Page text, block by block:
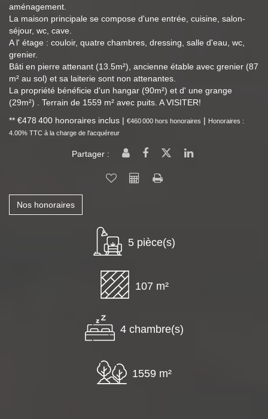
aménagement.
La maison principale se compose d'une entrée, cuisine, salon-
séjour, wc, cave.
A l' étage : couloir, quatre chambres, dressing, salle d'eau, wc,
grenier.
Bâti en pierre attenant (13.5m²), ancienne étable avec grenier (87
m² au sol) et sa laiterie sont non attenantes.
La propriété bénéficie d'un hangar (90m²) et d' une grange
(29m²) . Terrain de 1559 m² avec puits. A VISITER!
** €478 400 honoraires inclus | €460 000 hors honoraires | Honoraires :
4.00% TTC à la charge de l'acquéreur
Partager :
Nos honoraires
5 pièce(s)
107 m²
4 chambre(s)
1559 m²